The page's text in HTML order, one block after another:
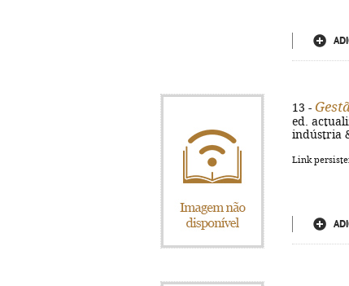
13 -
ed.
indústria
Link